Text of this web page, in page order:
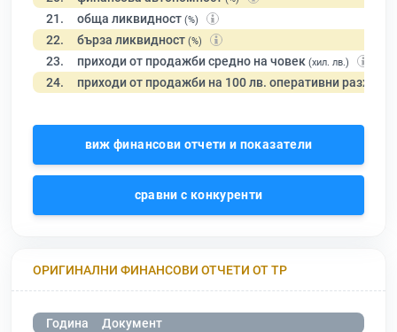
21. обща ликвидност (%)
22. бърза ликвидност (%)
23. приходи от продажби средно на човек (хил. лв.)
24. приходи от продажби на 100 лв. оперативни разходи
виж финансови отчети и показатели
сравни с конкуренти
ОРИГИНАЛНИ ФИНАНСОВИ ОТЧЕТИ ОТ ТР
Година
Документ